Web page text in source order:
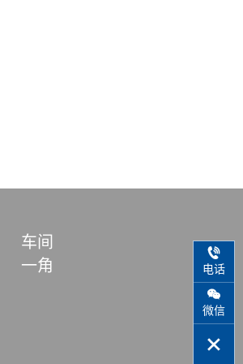
车间
一角
电话
微信